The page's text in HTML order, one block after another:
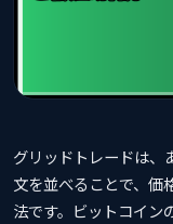
グリッドトレードは、
文を並べることで、価
法です。ビットコイン